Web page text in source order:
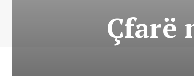
Çfarë